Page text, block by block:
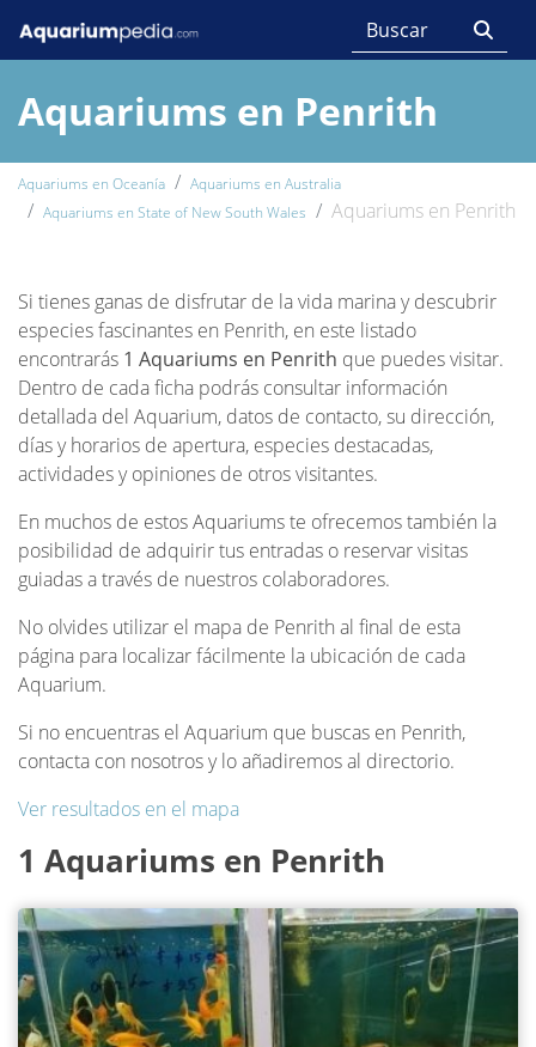
Aquariums en Penrith
Aquariums en Oceanía
Aquariums en Australia
Aquariums en State of New South Wales
Aquariums en Penrith
Si tienes ganas de disfrutar de la vida marina y descubrir
especies fascinantes en Penrith, en este listado
encontrarás 1 Aquariums en Penrith que puedes visitar.
Dentro de cada ficha podrás consultar información
detallada del Aquarium, datos de contacto, su dirección,
días y horarios de apertura, especies destacadas,
actividades y opiniones de otros visitantes.
En muchos de estos Aquariums te ofrecemos también la
posibilidad de adquirir tus entradas o reservar visitas
guiadas a través de nuestros colaboradores.
No olvides utilizar el mapa de Penrith al final de esta
página para localizar fácilmente la ubicación de cada
Aquarium.
Si no encuentras el Aquarium que buscas en Penrith,
contacta con nosotros y lo añadiremos al directorio.
Ver resultados en el mapa
1 Aquariums en Penrith